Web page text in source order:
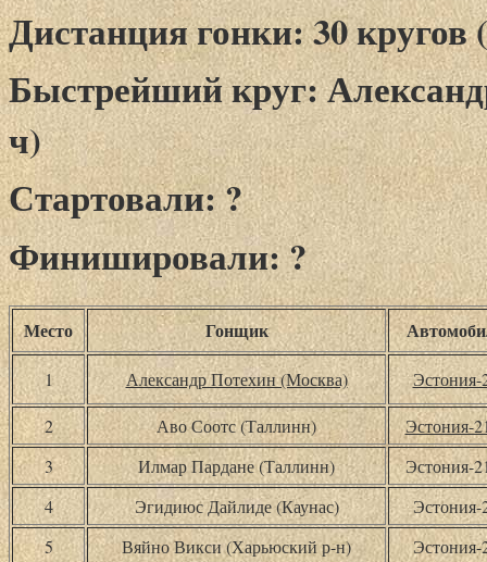
Дистанция гонки: 30 кругов
Быстрейший круг:
ч)
Стартовали: ?
Финишировали: ?
Место Гонщик
1 Александр Потехин (Москва) Эстония-
2 Аво Соотс (Таллинн)
Эстония-
3
Илмар Пардане (Таллинн)
Эстония-
4
Эгидиюс Дайлиде (Каунас)
Эстония-
5
Вяйно Викси (Харьюский р-н)
Эстония-